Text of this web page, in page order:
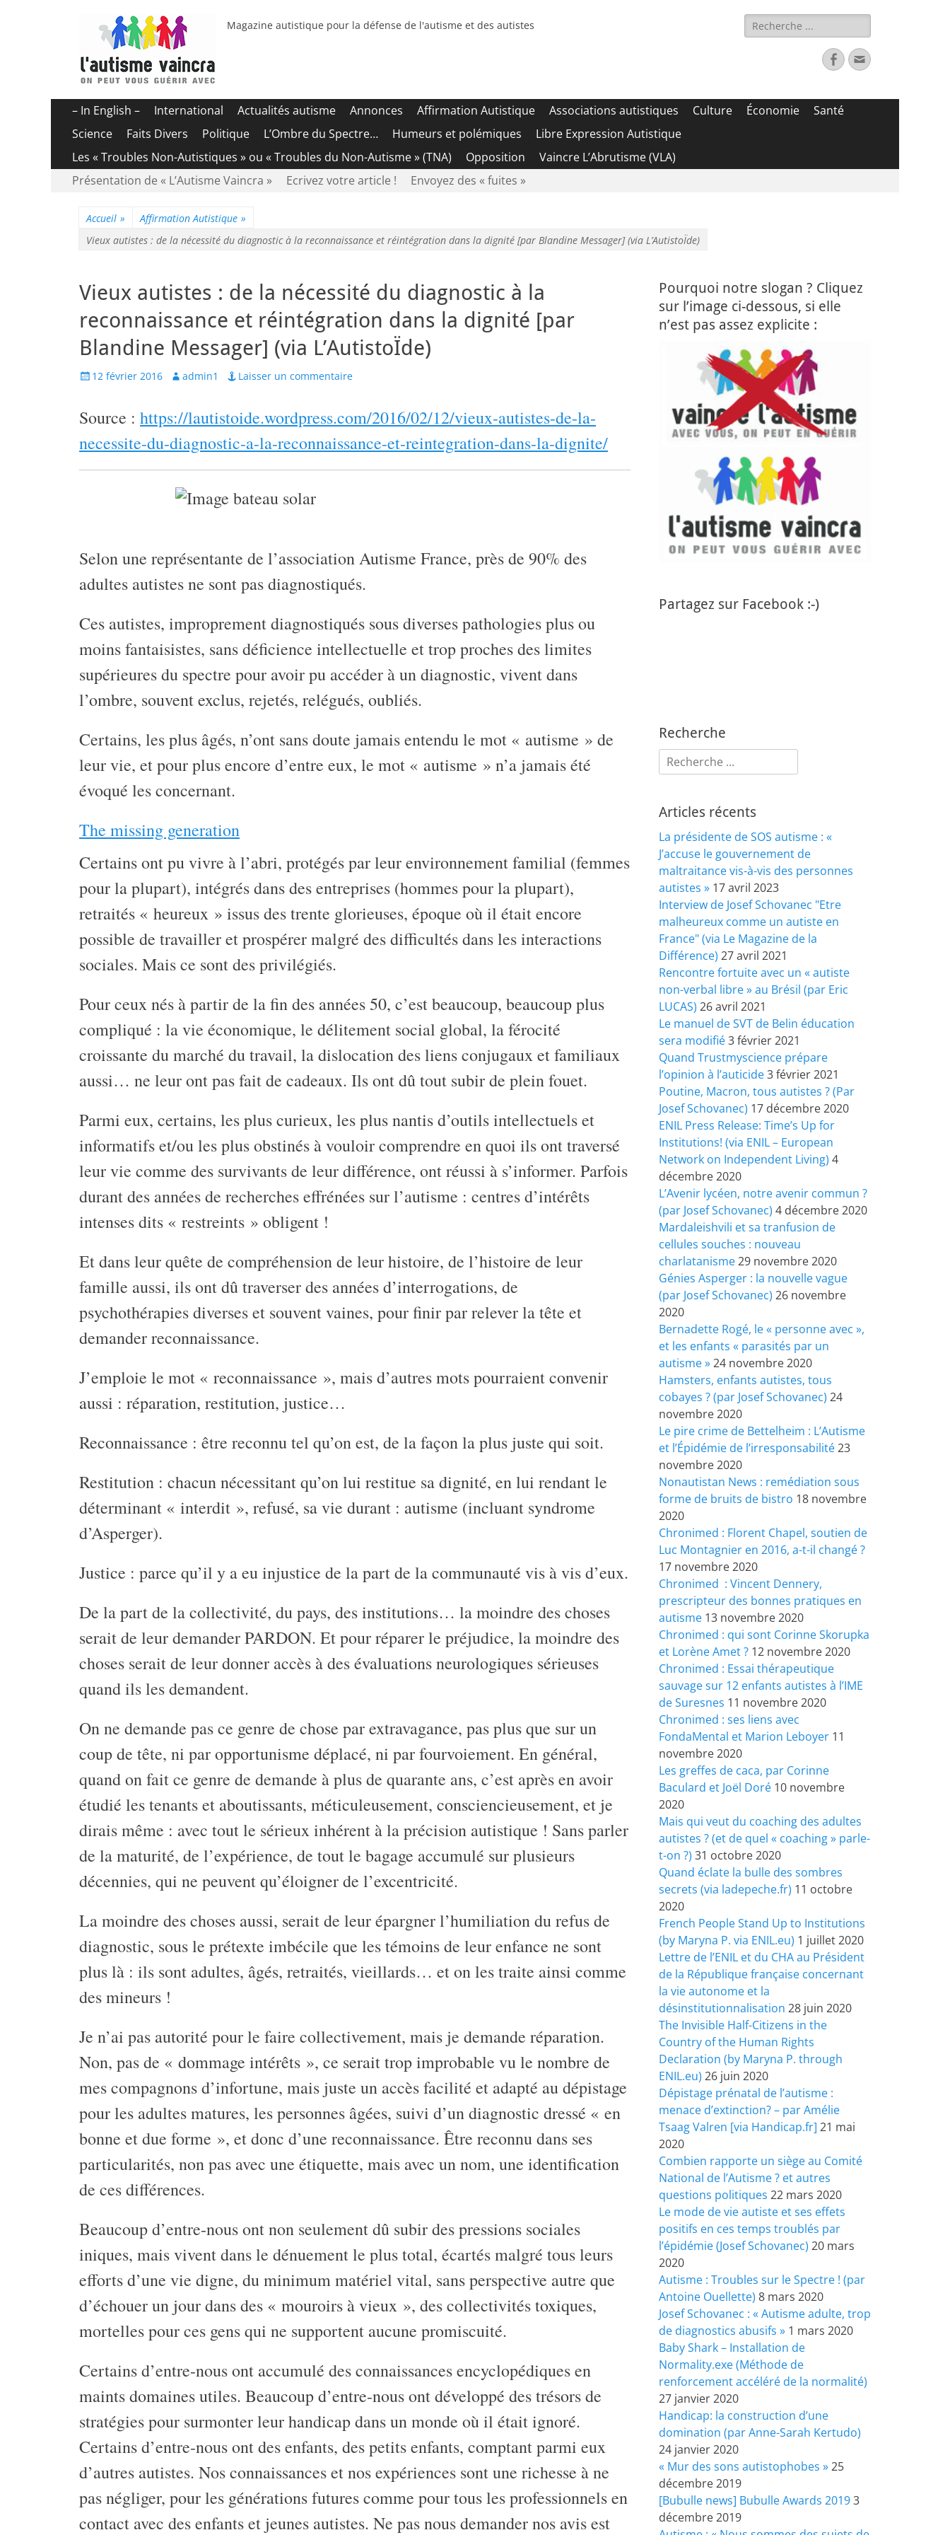
Magazine autistique pour la défense de l'autisme et des autistes Rechercher :
FacebookAdresse
de
Menu
principal
Aller
contenu
– In English – International Actualités autisme Annonces Affirmation Autistique Associations autistiques Culture Économie
Santé
Science
Faits Divers Politique L’Ombre du Spectre… Humeurs et polémiques
Libre Expression Autistique
Les « Troubles Non-Autistiques » ou « Troubles du Non-Autisme » (TNA)
Opposition Vaincre L’Abrutisme (VLA)
Menu
Aller
Présentation de « L’Autisme Vaincra » Ecrivez votre article ! Envoyez des « fuites »
Accueil » Affirmation Autistique »
Vieux autistes : de la nécessité du diagnostic à la reconnaissance et réintégration dans la dignité [par Blandine Messager] (via L’AutistoÏde)
Vieux autistes : de la nécessité du diagnostic à la
reconnaissance et réintégration dans la dignité [par
Blandine Messager] (via L’AutistoÏde)
Posted
12 février 2016 Author
admin1 Laisser un commentaire
Source : https://lautistoide.wordpress.com/2016/02/12/vieux-autistes-de-la-
necessite-du-diagnostic-a-la-reconnaissance-et-reintegration-dans-la-dignite/
Selon une représentante de l’association Autisme France, près de 90% des
adultes autistes ne sont pas diagnostiqués.
Ces autistes, improprement diagnostiqués sous diverses pathologies plus ou
moins fantaisistes, sans déficience intellectuelle et trop proches des limites
supérieures du spectre pour avoir pu accéder à un diagnostic, vivent dans
l’ombre, souvent exclus, rejetés, relégués, oubliés.
Certains, les plus âgés, n’ont sans doute jamais entendu le mot « autisme » de
leur vie, et pour plus encore d’entre eux, le mot « autisme » n’a jamais été
évoqué les concernant.
The missing generation
Certains ont pu vivre à l’abri, protégés par leur environnement familial (femmes
pour la plupart), intégrés dans des entreprises (hommes pour la plupart),
retraités « heureux » issus des trente glorieuses, époque où il était encore
possible de travailler et prospérer malgré des difficultés dans les interactions
sociales. Mais ce sont des privilégiés.
Pour ceux nés à partir de la fin des années 50, c’est beaucoup, beaucoup plus
compliqué : la vie économique, le délitement social global, la férocité
croissante du marché du travail, la dislocation des liens conjugaux et familiaux
aussi… ne leur ont pas fait de cadeaux. Ils ont dû tout subir de plein fouet.
Parmi eux, certains, les plus curieux, les plus nantis d’outils intellectuels et
informatifs et/ou les plus obstinés à vouloir comprendre en quoi ils ont traversé
leur vie comme des survivants de leur différence, ont réussi à s’informer. Parfois
durant des années de recherches effrénées sur l’autisme : centres d’intérêts
intenses dits « restreints » obligent !
Et dans leur quête de compréhension de leur histoire, de l’histoire de leur
famille aussi, ils ont dû traverser des années d’interrogations, de
psychothérapies diverses et souvent vaines, pour finir par relever la tête et
demander reconnaissance.
J’emploie le mot « reconnaissance », mais d’autres mots pourraient convenir
aussi : réparation, restitution, justice…
Reconnaissance : être reconnu tel qu’on est, de la façon la plus juste qui soit.
Restitution : chacun nécessitant qu’on lui restitue sa dignité, en lui rendant le
déterminant « interdit », refusé, sa vie durant : autisme (incluant syndrome
d’Asperger).
Justice : parce qu’il y a eu injustice de la part de la communauté vis à vis d’eux.
De la part de la collectivité, du pays, des institutions… la moindre des choses
serait de leur demander PARDON. Et pour réparer le préjudice, la moindre des
choses serait de leur donner accès à des évaluations neurologiques sérieuses
quand ils les demandent.
On ne demande pas ce genre de chose par extravagance, pas plus que sur un
coup de tête, ni par opportunisme déplacé, ni par fourvoiement. En général,
quand on fait ce genre de demande à plus de quarante ans, c’est après en avoir
étudié les tenants et aboutissants, méticuleusement, consciencieusement, et je
dirais même : avec tout le sérieux inhérent à la précision autistique ! Sans parler
de la maturité, de l’expérience, de tout le bagage accumulé sur plusieurs
décennies, qui ne peuvent qu’éloigner de l’excentricité.
La moindre des choses aussi, serait de leur épargner l’humiliation du refus de
diagnostic, sous le prétexte imbécile que les témoins de leur enfance ne sont
plus là : ils sont adultes, âgés, retraités, vieillards… et on les traite ainsi comme
des mineurs !
Je n’ai pas autorité pour le faire collectivement, mais je demande réparation.
Non, pas de « dommage intérêts », ce serait trop improbable vu le nombre de
mes compagnons d’infortune, mais juste un accès facilité et adapté au dépistage
pour les adultes matures, les personnes âgées, suivi d’un diagnostic dressé « en
bonne et due forme », et donc d’une reconnaissance. Être reconnu dans ses
particularités, non pas avec une étiquette, mais avec un nom, une identification
de ces différences.
Beaucoup d’entre-nous ont non seulement dû subir des pressions sociales
iniques, mais vivent dans le dénuement le plus total, écartés malgré tous leurs
efforts d’une vie digne, du minimum matériel vital, sans perspective autre que
d’échouer un jour dans des « mouroirs à vieux », des collectivités toxiques,
mortelles pour ces gens qui ne supportent aucune promiscuité.
Certains d’entre-nous ont accumulé des connaissances encyclopédiques en
maints domaines utiles. Beaucoup d’entre-nous ont développé des trésors de
stratégies pour surmonter leur handicap dans un monde où il était ignoré.
Certains d’entre-nous ont des enfants, des petits enfants, comptant parmi eux
d’autres autistes. Nos connaissances et nos expériences sont une richesse à ne
pas négliger, pour les générations futures comme pour tous les professionnels en
contact avec des enfants et jeunes autistes. Ne pas nous demander nos avis est
Pourquoi notre slogan ? Cliquez
sur l’image ci-dessous, si elle
n’est pas assez explicite :
Partagez sur Facebook :-)
Recherche
Rechercher :
Articles récents
La présidente de SOS autisme : «
J’accuse le gouvernement de
maltraitance vis-à-vis des personnes
autistes » 17 avril 2023
Interview de Josef Schovanec "Etre
malheureux comme un autiste en
France" (via Le Magazine de la
Différence) 27 avril 2021
Rencontre fortuite avec un « autiste
non-verbal libre » au Brésil (par Eric
LUCAS) 26 avril 2021
Le manuel de SVT de Belin éducation
sera modifié3 février 2021
Quand Trustmyscience prépare
l’opinion à l’auticide3 février 2021
Poutine, Macron, tous autistes ? (Par
Josef Schovanec) 17 décembre 2020
ENIL Press Release: Time’s Up for
Institutions! (via ENIL – European
Network on Independent Living) 4
décembre 2020
L’Avenir lycéen, notre avenir commun ?
(par Josef Schovanec) 4 décembre 2020
Mardaleishvili et sa tranfusion de
cellules souches : nouveau
charlatanisme29 novembre 2020
Génies Asperger : la nouvelle vague
(par Josef Schovanec) 26 novembre
2020
Bernadette Rogé, le « personne avec »,
et les enfants « parasités par un
autisme »24 novembre 2020
Hamsters, enfants autistes, tous
cobayes ? (par Josef Schovanec) 24
novembre 2020
Le pire crime de Bettelheim : L’Autisme
et l’Épidémie de l’irresponsabilité23
novembre 2020
Nonautistan News : remédiation sous
forme de bruits de bistro 18 novembre
2020
Chronimed : Florent Chapel, soutien de
Luc Montagnier en 2016, a-t-il changé ?
17 novembre 2020
Chronimed : Vincent Dennery,
prescripteur des bonnes pratiques en
autisme 13 novembre 2020
Chronimed : qui sont Corinne Skorupka
et Lorène Amet ? 12 novembre 2020
Chronimed : Essai thérapeutique
sauvage sur 12 enfants autistes à l’IME
de Suresnes 11 novembre 2020
Chronimed : ses liens avec
FondaMental et Marion Leboyer 11
novembre 2020
Les greffes de caca, par Corinne
Baculard et Joël Doré 10 novembre
2020
Mais qui veut du coaching des adultes
autistes ? (et de quel « coaching » parle-
t-on ?) 31 octobre 2020
Quand éclate la bulle des sombres
secrets (via ladepeche.fr) 11 octobre
2020
French People Stand Up to Institutions
(by Maryna P. via ENIL.eu) 1 juillet 2020
Lettre de l’ENIL et du CHA au Président
de la République française concernant
la vie autonome et la
désinstitutionnalisation 28 juin 2020
The Invisible Half-Citizens in the
Country of the Human Rights
Declaration (by Maryna P. through
ENIL.eu) 26 juin 2020
Dépistage prénatal de l’autisme :
menace d’extinction? – par Amélie
Tsaag Valren [via Handicap.fr] 21 mai
2020
Combien rapporte un siège au Comité
National de l’Autisme ? et autres
questions politiques 22 mars 2020
Le mode de vie autiste et ses effets
positifs en ces temps troublés par
l’épidémie (Josef Schovanec) 20 mars
2020
Autisme : Troubles sur le Spectre ! (par
Antoine Ouellette) 8 mars 2020
Josef Schovanec : « Autisme adulte, trop
de diagnostics abusifs » 1 mars 2020
Baby Shark – Installation de
Normality.exe (Méthode de
renforcement accéléré de la normalité)
27 janvier 2020
Handicap: la construction d’une
domination (par Anne-Sarah Kertudo)
24 janvier 2020
« Mur des sons autistophobes »25
décembre 2019
[Bubulle news] Bubulle Awards 20193
décembre 2019